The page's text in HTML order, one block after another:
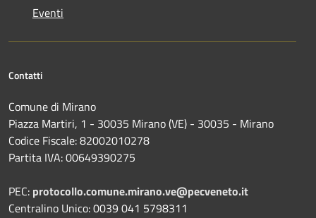
Eventi
Contatti
Comune di Mirano
Piazza Martiri, 1 - 30035 Mirano (VE) - 30035 - Mirano
Codice Fiscale: 82002010278
Partita IVA: 00649390275
PEC: protocollo.comune.mirano.ve@pecveneto.it
Centralino Unico: 0039 041 5798311